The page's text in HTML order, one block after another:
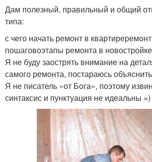
Дам полезный, правильный и общий
типа:
с чего начать ремонт в
пошаговоэтапы ремонта в
Я не буду заострять внимание на
самого ремонта, постараюсь
Я не писатель «от Бога», поэтому
синтаксис и пунктуация не идеальны =)